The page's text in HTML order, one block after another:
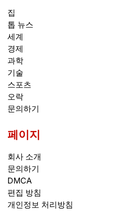
집
톱 뉴스
세계
경제
과학
기술
스포츠
오락
문의하기
페이지
회사 소개
문의하기
DMCA
편집 방침
개인정보 처리방침